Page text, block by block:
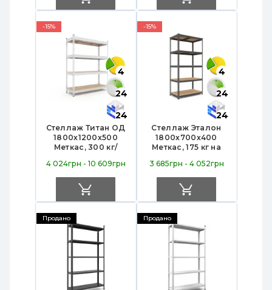
-15%
4
24
24
Стеллаж Титан ОД
1800х1200х500
Меткас, 300 кг/
ДСП,
оцинкованный,
металлический
4 024грн - 10 609грн
-15%
4
24
24
Стеллаж Эталон
1800х700х400
Меткас, 175 кг на
МДФ, окрашенный,
металлический
3 685грн - 4 052грн
Продано Продано